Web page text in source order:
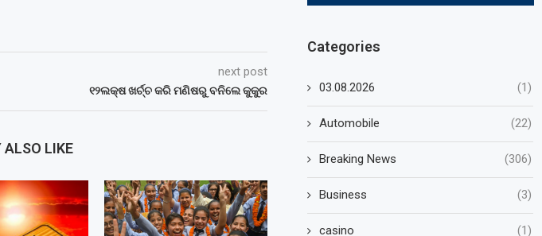
next post
୧୨ଲକ୍ଷ ଖର୍ଚ୍ଚ କରି ମଣିଷରୁ ବନିଲେ କୁକୁର
ALSO LIKE
Categories
03.08.2026 (1)
Automobile (22)
Breaking News (306)
Business (3)
casino (1)